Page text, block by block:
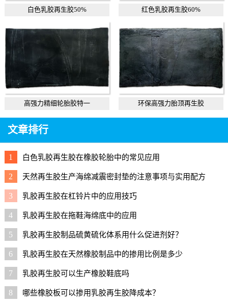
白色乳胶再生胶50% 红色乳胶再生胶60%
高强力精细轮胎胶特一 环保高强力胎顶再生胶
文章排行
1 白色乳胶再生胶在橡胶轮胎中的常见应用
2 天然再生胶生产海绵减震密封垫的注意事项与实用配方
3 乳胶再生胶在杠铃片中的应用技巧
4 乳胶再生胶在拖鞋海绵底中的应用
5 乳胶再生胶制品硫黄硫化体系用什么促进剂好？
6 乳胶再生胶在天然橡胶制品中的掺用比例是多少
7 乳胶再生胶可以生产橡胶鞋底吗
8 哪些橡胶板可以掺用乳胶再生胶降成本？